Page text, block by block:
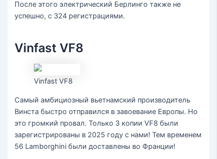
После этого электрический Берлинго также не
успешно, с 324 регистрациями.
Vinfast VF8
Vinfast VF8
Самый амбициозный вьетнамский производитель
Винста быстро отправился в завоевание Европы. Но
это громкий провал. Только 3 копии VF8 были
зарегистрированы в 2025 году с нами! Тем временем
56 Lamborghini были доставлены во Франции!